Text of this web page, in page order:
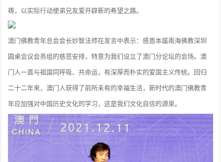
祷，以实际行动使弟兄友爱开辟新的希望之路。
澳门佛教青年总会会长妙智法师在发言中表示：感恩本届南海佛教深圳
圆桌会议会务组的慈悲安排，特意为我们设立了澳门分论坛的会场。澳
门人一直与祖国同呼吸、共命运，有深厚而朴实的爱国主义传统。回归
二十二年来，澳门人获得了前所未有的幸福生活，新时代的澳门佛教青
年应加强对中国历史文化的学习，这是我们文化自信的源泉。